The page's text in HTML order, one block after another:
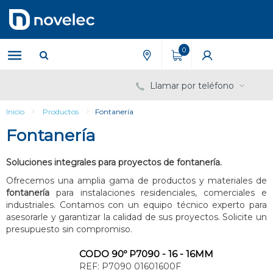
contenido
menú
de
navegación
0
Llamar por teléfono
Inicio Productos Fontanería
Fontanería
Soluciones integrales para proyectos de fontanería.
Ofrecemos una amplia gama de productos y materiales de
fontanería para instalaciones residenciales, comerciales e
industriales. Contamos con un equipo técnico experto para
asesorarle y garantizar la calidad de sus proyectos. Solicite un
presupuesto sin compromiso.
CODO 90º P7090 - 16 - 16MM
REF: P7090 01601600F